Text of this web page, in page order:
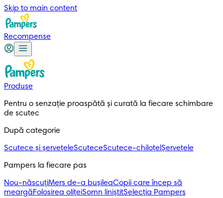
Skip to main content
Recompense
Produse
Pentru o senzație proaspătă și curată la fiecare schimbare
de scutec
După categorie
Scutece și șervețeleScuteceScutece-chiloțelȘervețele
Pampers la fiecare pas
Nou-născuțiMers de-a bușileaCopii care încep să
meargăFolosirea olițeiSomn liniștitSelecția Pampers